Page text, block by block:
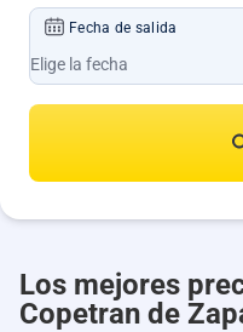
Fecha de salida
Los mejores
Copetran de